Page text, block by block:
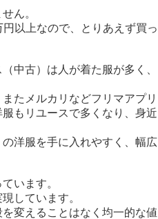
ん。
以上なので、とりあえず買っ
中古）は人が着た服が多く、
たメルカリなどフリマアプリ
もリユースで多くなり、身近
洋服を手に入れやすく、幅広
います。
しています。
変えることはなく均一的な値